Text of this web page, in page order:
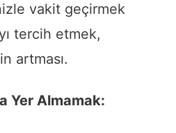
vakit geçirmek
tercih etmek,
artması.
Yer Almamak: